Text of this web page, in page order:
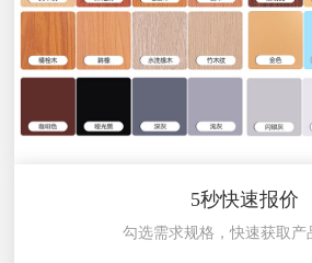
5秒快速报价
勾选需求规格，快速获取产